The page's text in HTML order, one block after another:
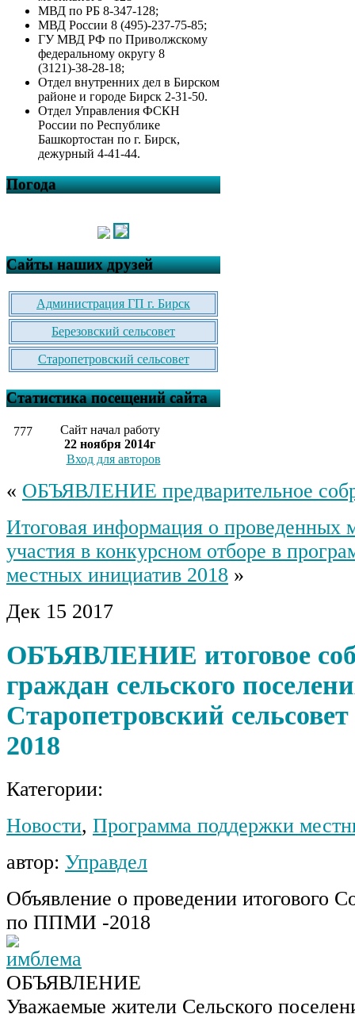
МВД по РБ 8-347-128;
МВД России 8 (495)-237-75-85;
ГУ МВД РФ по Приволжскому
федеральному округу 8
(3121)-38-28-18;
Отдел внутренних дел в Бирском
районе и городе Бирск 2-31-50.
Отдел Управления ФСКН
России по Республике
Башкортостан по г. Бирск,
дежурный 4-41-44.
Погода
Сайты наших друзей
Администрация ГП г. Бирск
Березовский сельсовет
Старопетровский сельсовет
Статистика посещений сайта
777
Сайт начал работу
22 ноября 2014г
Вход для авторов
« ОБЪЯВЛЕНИЕ предварительное
Итоговая информация о проведенных
участия в конкурсном отборе в
местных инициатив 2018 »
Дек 15 2017
ОБЪЯВЛЕНИЕ итоговое
граждан сельского
Старопетровский
2018
Категории:
Новости, Программа поддержки
автор: Управдел
Объявление о проведении итогового
по ППМИ -2018
ОБЪЯВЛЕНИЕ
Уважаемые жители Сельского